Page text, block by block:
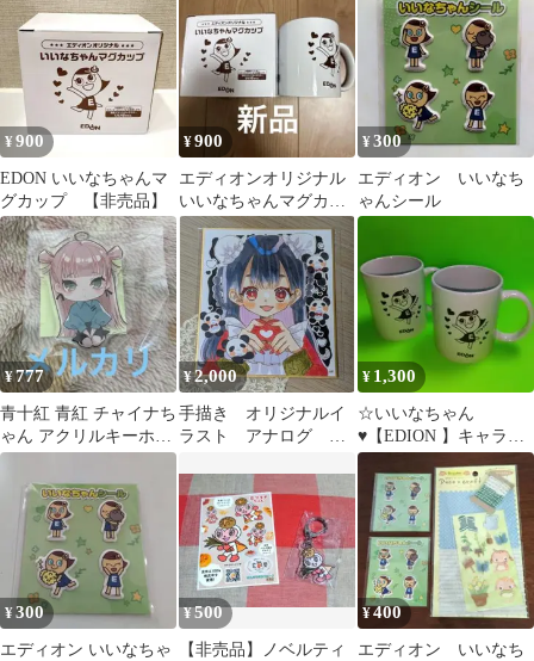
ウス タグ無し
¥900
EDON いいなちゃんマ
グカップ 【非売品】
¥900
エディオンオリジナル
いいなちゃんマグカッ
¥300
エディオン いいなち
ゃんシール
¥777
青十紅 青紅 チャイナち
ゃん アクリルキーホル
ダー アクキー
¥2,000
手描き オリジナルイ
ラスト アナログ
ん」
¥ 1,300
☆いいなちゃん
♥【EDION 】キャラク
ター マグカップ 2個セ
ット■新品未使用
¥300
エディオン いいなちゃ
¥500
【非売品】ノベルティ
¥400
エディオン いいなち